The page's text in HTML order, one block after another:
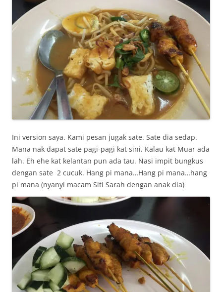
Ini version saya. Kami pesan jugak sate. Sate dia sedap.
Mana nak dapat sate pagi-pagi kat sini. Kalau kat Muar ada
lah. Eh ehe kat kelantan pun ada tau. Nasi impit bungkus
dengan sate 2 cucuk. Hang pi mana…Hang pi mana…hang
pi mana (nyanyi macam Siti Sarah dengan anak dia)